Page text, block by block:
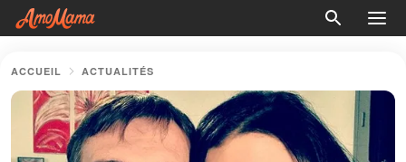
ACCUEIL ACTUALITÉS